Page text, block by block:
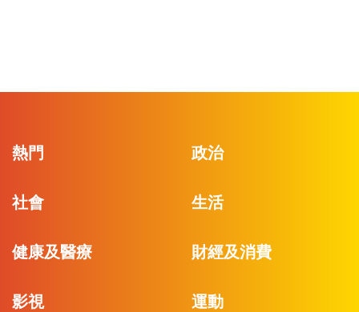
熱門 政治
社會 生活
健康及醫療 財經及消費
影視 運動